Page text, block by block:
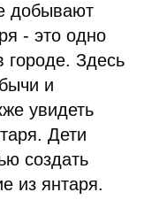
добывают
- это одно
городе. Здесь
и
увидеть
Дети
создать
из янтаря.